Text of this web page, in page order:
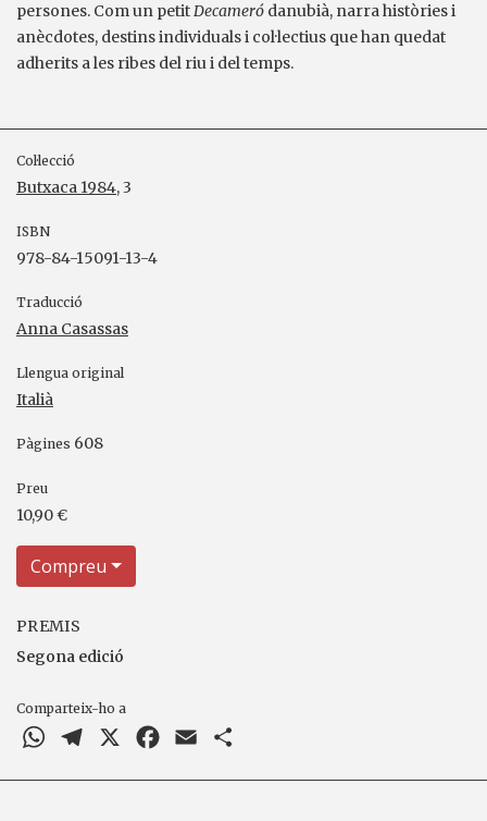
persones. Com un petitDecameró danubià, narra històries i
anècdotes, destins individuals i col·lectius que han quedat
adherits a les ribes del riu i del temps.
Col·lecció
Butxaca 1984, 3
ISBN
978-84-15091-13-4
Traducció
Anna Casassas
Llengua original
Italià
Pàgines 608
Preu
10,90 €
Compreu
PREMIS
Segona edició
Comparteix-ho a
WhatsAppTelegram Facebook
Email